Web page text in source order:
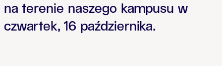
na terenie naszego kampusu w
czwartek, 16 października.